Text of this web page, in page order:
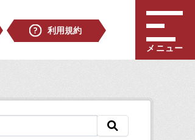
利用規約
メニュー